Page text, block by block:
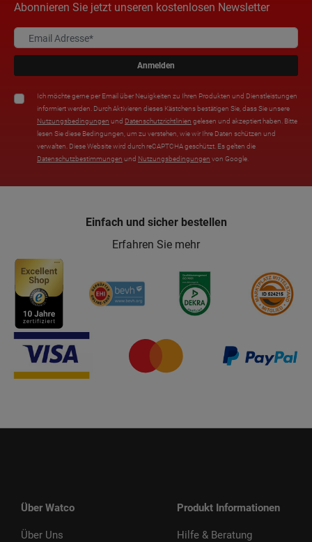
Abonnieren Sie jetzt unseren kostenlosen Newsletter
Anmelden
Ich möchte gerne per Email über Neuigkeiten zu Ihren Produkten und Dienstleistungen
informiert werden. Durch Aktivieren dieses Kästchens bestätigen Sie, dass Sie unsere
Nutzungsbedingungen und Datenschutzrichtlinien gelesen und akzeptiert haben. Bitte
lesen Sie diese Bedingungen, um zu verstehen, wie wir Ihre Daten schützen und
verwalten. Diese Website wird durch reCAPTCHA geschützt. Es gelten die
Datenschutzbestimmungen und Nutzungsbedingungen von Google.
Einfach und sicher bestellen
Erfahren Sie mehr
Über Watco
Über Uns
Produkt Informationen
Hilfe & Beratung